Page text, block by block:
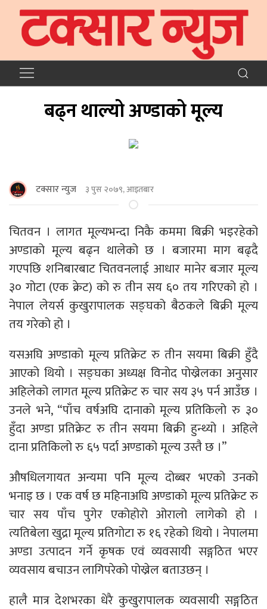
बढ्न थाल्यो अण्डाको मूल्य
टक्सार न्युज ३ पुस २०७९, आइतबार
चितवन । लागत मूल्यभन्दा निकै कममा बिक्री भइरहेको
अण्डाको मूल्य बढ्न थालेको छ । बजारमा माग बढ्दै
गएपछि शनिबारबाट चितवनलाई आधार मानेर बजार मूल्य
३० गोटा (एक क्रेट) को रु तीन सय ६० तय गरिएको हो ।
नेपाल लेयर्स कुखुरापालक सङ्घको बैठकले बिक्री मूल्य
तय गरेको हो ।
यसअघि अण्डाको मूल्य प्रतिक्रेट रु तीन सयमा बिक्री हुँदै
आएको थियो । सङ्घका अध्यक्ष विनोद पोख्रेलका अनुसार
अहिलेको लागत मूल्य प्रतिक्रेट रु चार सय ३५ पर्न आउँछ ।
उनले भने, “पाँच वर्षअघि दानाको मूल्य प्रतिकिलो रु ३०
हुँदा अण्डा प्रतिक्रेट रु तीन सयमा बिक्री हुन्थ्यो । अहिले
दाना प्रतिकिलो रु ६५ पर्दा अण्डाको मूल्य उस्तै छ ।”
औषधिलगायत अन्यमा पनि मूल्य दोब्बर भएको उनको
भनाइ छ । एक वर्ष छ महिनाअघि अण्डाको मूल्य प्रतिक्रेट रु
चार सय पाँच पुगेर एकोहोरो ओरालो लागेको हो ।
त्यतिबेला खुद्रा मूल्य प्रतिगोटा रु १६ रहेको थियो । नेपालमा
अण्डा उत्पादन गर्ने कृषक एवं व्यवसायी सङ्गठित भएर
व्यवसाय बचाउन लागिपरेको पोख्रेल बताउछन् ।
हालै मात्र देशभरका धेरै कुखुरापालक व्यवसायी सङ्गठित